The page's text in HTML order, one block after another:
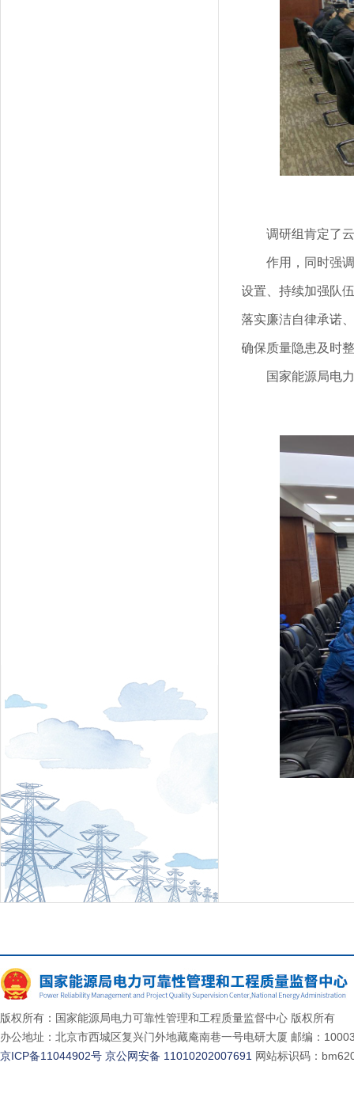
调研组肯定了
作用，同时强
设置、持续加强队
落实廉洁自律承诺
确保质量隐患及时
国家能源局电
版权所有：国家能源局电力可靠性管理和工程质量监督中心 版权所有
办公地址：北京市西城区复兴门外地藏庵南巷一号电研大厦 邮编：
京ICP备11044902号 京公网安备 11010202007691 网站标识码：